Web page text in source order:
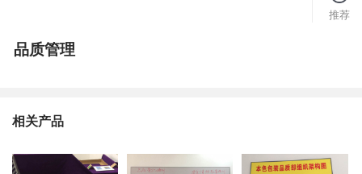
推荐
品质管理
相关产品